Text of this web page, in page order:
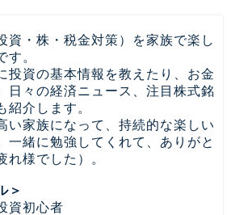
資・株・税金対策）を家族で楽し
す。
投資の基本情報を教えたり、お金
日々の経済ニュース、注目株式銘
紹介します。
い家族になって、持続的な楽しい
一緒に勉強してくれて、ありがと
れ様でした）。
＞
資初心者